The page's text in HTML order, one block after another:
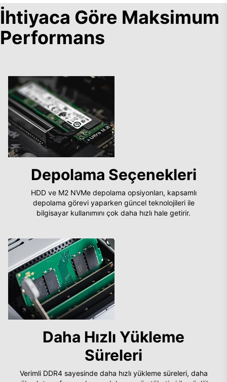
İhtiyaca Göre Maksimum
Performans
Depolama Seçenekleri
HDD ve M2 NVMe depolama opsiyonları, kapsamlı
depolama görevi yaparken güncel teknolojileri ile
bilgisayar kullanımını çok daha hızlı hale getirir.
Daha Hızlı Yükleme
Süreleri
Verimli DDR4 sayesinde daha hızlı yükleme süreleri, daha